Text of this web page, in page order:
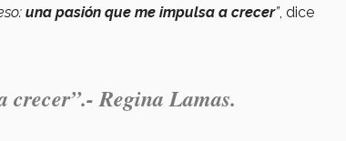
una pasión que me impulsa a crecer”, dice
crecer”.- Regina Lamas.